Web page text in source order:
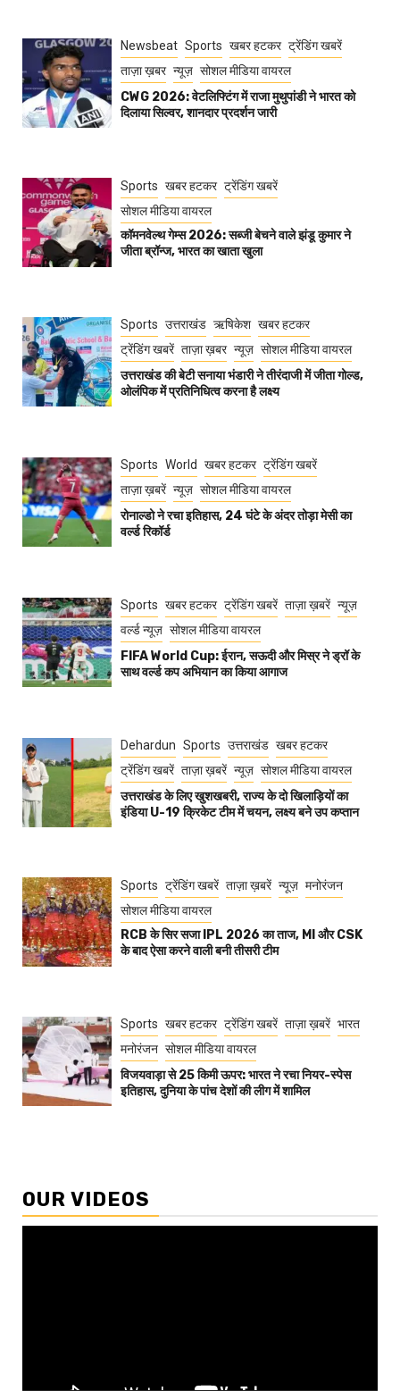
Newsbeat Sports खबर हटकर ट्रेंडिंग खबरें
ताज़ा ख़बर न्यूज़ सोशल मीडिया वायरल
CWG 2026: वेटलिफ्टिंग में राजा मुथुपांडी ने भारत को
दिलाया सिल्वर, शानदार प्रदर्शन जारी
Sports खबर हटकर ट्रेंडिंग खबरें
सोशल मीडिया वायरल
कॉमनवेल्थ गेम्स 2026: सब्जी बेचने वाले झंडू कुमार ने
जीता ब्रॉन्ज, भारत का खाता खुला
Sports उत्तराखंड ऋषिकेश खबर हटकर
ट्रेंडिंग खबरें ताज़ा ख़बर न्यूज़ सोशल मीडिया वायरल
उत्तराखंड की बेटी सनाया भंडारी ने तीरंदाजी में जीता गोल्ड,
ओलंपिक में प्रतिनिधित्व करना है लक्ष्य
Sports World खबर हटकर ट्रेंडिंग खबरें
ताज़ा ख़बरें न्यूज़ सोशल मीडिया वायरल
रोनाल्डो ने रचा इतिहास, 24 घंटे के अंदर तोड़ा मेसी का
वर्ल्ड रिकॉर्ड
Sports खबर हटकर ट्रेंडिंग खबरें ताज़ा ख़बरें न्यूज़
वर्ल्ड न्यूज़ सोशल मीडिया वायरल
FIFA World Cup: ईरान, सऊदी और मिस्र ने ड्रॉ के
साथ वर्ल्ड कप अभियान का किया आगाज
Dehardun Sports उत्तराखंड खबर हटकर
ट्रेंडिंग खबरें ताज़ा ख़बरें न्यूज़ सोशल मीडिया वायरल
उत्तराखंड के लिए खुशखबरी, राज्य के दो खिलाड़ियों का
इंडिया U-19 क्रिकेट टीम में चयन, लक्ष्य बने उप कप्तान
Sports ट्रेंडिंग खबरें ताज़ा ख़बरें न्यूज़ मनोरंजन
सोशल मीडिया वायरल
RCB के सिर सजा IPL 2026 का ताज, MI और CSK
के बाद ऐसा करने वाली बनी तीसरी टीम
Sports खबर हटकर ट्रेंडिंग खबरें ताज़ा ख़बरें भारत
मनोरंजन सोशल मीडिया वायरल
विजयवाड़ा से 25 किमी ऊपर: भारत ने रचा नियर-स्पेस
इतिहास, दुनिया के पांच देशों की लीग में शामिल
OUR VIDEOS